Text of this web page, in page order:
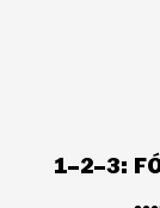
1–2–3: